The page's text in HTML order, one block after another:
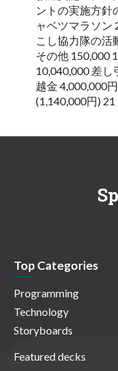
ントの実施方針
ャベツマラソン
こし協力隊の活
その他 150,000
10,040,000 差
越金 4,000,000
(1,140,000円) 21
Top Categories
Programming
Technology
Storyboards
Featured decks